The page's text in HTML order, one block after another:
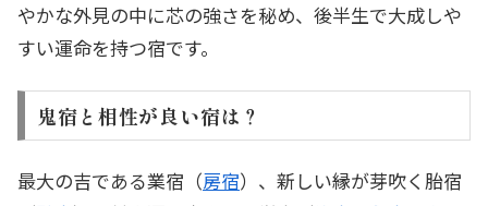
やかな外見の中に芯の強さを秘め、後半生で大成しや
すい運命を持つ宿です。
鬼宿と相性が良い宿は？
最大の吉である業宿（房宿）、新しい縁が芽吹く胎宿